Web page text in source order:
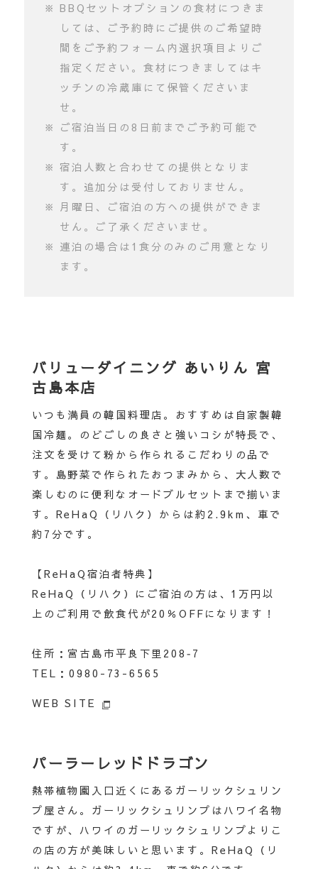
BBQセットオプションの食材につきま
しては、ご予約時にご提供のご希望時
間をご予約フォーム内選択項目よりご
指定ください。食材につきましてはキ
ッチンの冷蔵庫にて保管くださいま
せ。
ご宿泊当日の8日前までご予約可能で
す。
宿泊人数と合わせての提供となりま
す。追加分は受付しておりません。
月曜日、ご宿泊の方への提供ができま
せん。ご了承くださいませ。
連泊の場合は1食分のみのご用意となり
ます。
バリューダイニング あいりん 宮
古島本店
いつも満員の韓国料理店。おすすめは自家製韓
国冷麺。のどごしの良さと強いコシが特長で、
注文を受けて粉から作られるこだわりの品で
す。島野菜で作られたおつまみから、大人数で
楽しむのに便利なオードブルセットまで揃いま
す。ReHaQ（リハク）からは約2.9km、車で
約7分です。
【ReHaQ宿泊者特典】
ReHaQ（リハク）にご宿泊の方は、1万円以
上のご利用で飲食代が20％OFFになります！
住所：宮古島市平良下里208‐7
TEL：0980-73-6565
WEB SITE
パーラーレッドドラゴン
熱帯植物園入口近くにあるガーリックシュリン
プ屋さん。ガーリックシュリンプはハワイ名物
ですが、ハワイのガーリックシュリンプよりこ
の店の方が美味しいと思います。ReHaQ（リ